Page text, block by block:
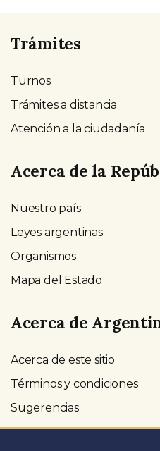
Trámites
Turnos
Trámites a distancia
Atención a la ciudadanía
Acerca de la
Nuestro país
Leyes argentinas
Organismos
Mapa del Estado
Acerca de
Acerca de este sitio
Términos y condiciones
Sugerencias